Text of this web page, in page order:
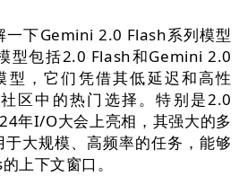
下Gemini 2.0 Flash系列模型
型包括2.0 Flash和Gemini 2.0
型，它们凭借其低延迟和高性
区中的热门选择。特别是2.0
年I/O大会上亮相，其强大的多
大规模、高频率的任务，能够
上下文窗口。